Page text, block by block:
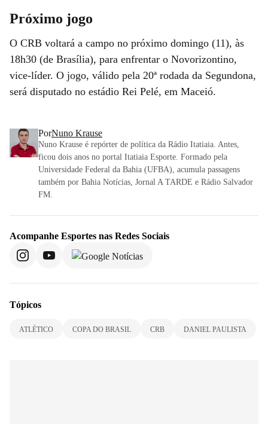
Próximo jogo
O CRB voltará a campo no próximo domingo (11), às
18h30 (de Brasília), para enfrentar o Novorizontino,
vice-líder. O jogo, válido pela 20ª rodada da Segundona,
será disputado no estádio Rei Pelé, em Maceió.
PorNuno Krause
Nuno Krause é repórter de política da Rádio Itatiaia. Antes,
ficou dois anos no portal Itatiaia Esporte. Formado pela
Universidade Federal da Bahia (UFBA), acumula passagens
também por Bahia Notícias, Jornal A TARDE e Rádio Salvador
FM.
Acompanhe Esportes nas Redes Sociais
Tópicos
ATLÉTICO COPA DO BRASIL CRB DANIEL PAULISTA